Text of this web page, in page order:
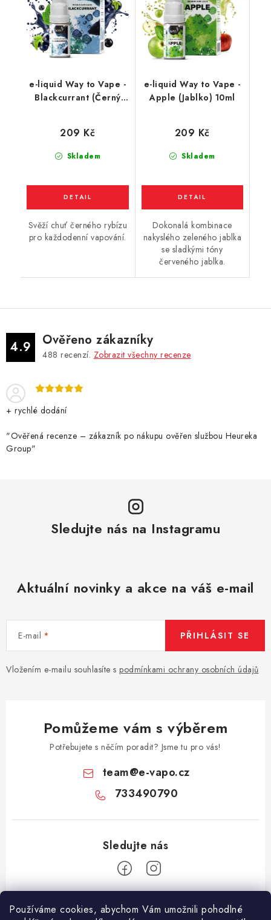
Používáme cookies, abychom Vám umožnili pohodlné
e-liquid Way to Vape -
Blackcurrant (Černý
Skladem
209 Kč
Svěží chuť černého rybízu
pro každodenní vapování.
e-liquid Way to Vape -
Apple (Jablko) 10ml
Skladem
209 Kč
Dokonalá kombinace
nakyslého zeleného jablka
se sladkými tóny
červeného jablka.
4.9 Ověřeno zákazníky
488 recenzí. Zobrazit všechny recenze
+ rychlé dodání
"Ověřená recenze – zákazník po nákupu ověřen službou Heureka
Group"
Sledujte nás na Instagramu
Aktuální novinky a akce na váš e-mail
E-mail
Vložením e-mailu souhlasíte s podmínkami ochrany osobních údajů
PŘIHLÁSIT SE
Pomůžeme vám s výběrem
Potřebujete s něčím poradit? Jsme tu pro vás!
team@e-vapo.cz
733490790